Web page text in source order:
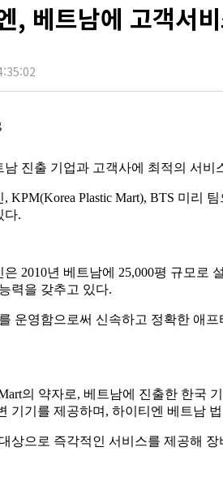
, 베트남에 고객서